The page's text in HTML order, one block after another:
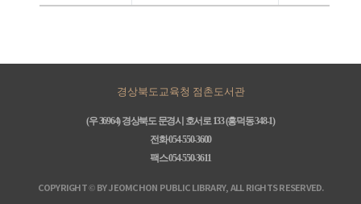
경상북도교육청 점촌도서관
(우 36964) 경상북도 문경시 호서로 133 (흥덕동 348-1)
전화 054-550-3600
팩스 054-550-3611
COPYRIGHT © BY JEOMCHON PUBLIC LIBRARY, ALL RIGHTS RESERVED.